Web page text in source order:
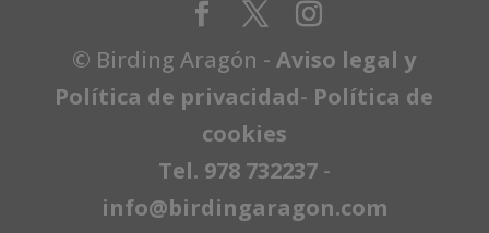
© Birding Aragón -Aviso legal y
Política de privacidad- Política de
cookies
Tel. 978 732237 -
info@birdingaragon.com